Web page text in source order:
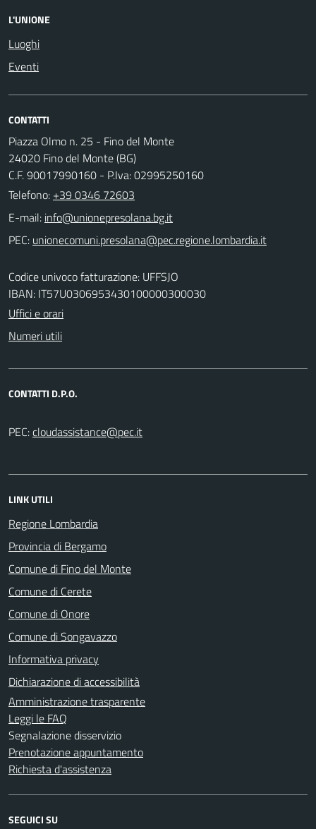
L'UNIONE
Luoghi
Eventi
CONTATTI
Piazza Olmo n. 25 - Fino del Monte
24020 Fino del Monte (BG)
C.F. 90017990160 - P.Iva: 02995250160
Telefono: +39 0346 72603
E-mail:
PEC:
Codice univoco fatturazione: UFFSJO
IBAN: IT57U0306953430100000300030
Uffici e orari
Numeri utili
CONTATTI D.P.O.
PEC:
LINK UTILI
Regione Lombardia
Provincia di Bergamo
Comune di Fino del Monte
Comune di Cerete
Comune di Onore
Comune di Songavazzo
Informativa privacy
Dichiarazione di accessibilità
Amministrazione trasparente
Leggi le FAQ
Segnalazione disservizio
Prenotazione appuntamento
Richiesta d'assistenza
SEGUICI SU